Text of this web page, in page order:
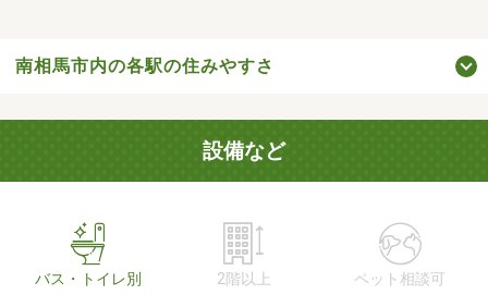
南相馬市内の各駅の住みやすさ
設備など
バス・トイレ別 2階以上 ペット相談可